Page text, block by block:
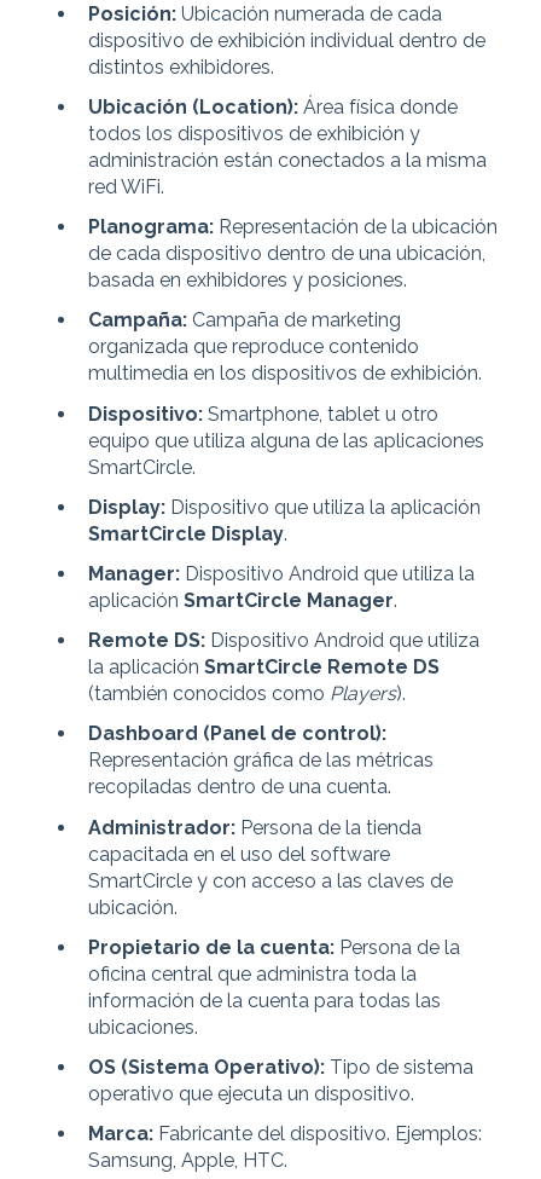
Posición: Ubicación numerada de cada
dispositivo de exhibición individual dentro de
distintos exhibidores.
Ubicación (Location): Área física donde
todos los dispositivos de exhibición y
administración están conectados a la misma
red WiFi.
Planograma: Representación de la ubicación
de cada dispositivo dentro de una ubicación,
basada en exhibidores y posiciones.
Campaña: Campaña de marketing
organizada que reproduce contenido
multimedia en los dispositivos de exhibición.
Dispositivo: Smartphone, tablet u otro
equipo que utiliza alguna de las aplicaciones
SmartCircle.
Display: Dispositivo que utiliza la aplicación
SmartCircle Display.
Manager: Dispositivo Android que utiliza la
aplicación SmartCircle Manager.
Remote DS: Dispositivo Android que utiliza
la aplicación SmartCircle Remote DS
(también conocidos como Players).
Dashboard (Panel de control):
Representación gráfica de las métricas
recopiladas dentro de una cuenta.
Administrador: Persona de la tienda
capacitada en el uso del software
SmartCircle y con acceso a las claves de
ubicación.
Propietario de la cuenta: Persona de la
oficina central que administra toda la
información de la cuenta para todas las
ubicaciones.
OS (Sistema Operativo): Tipo de sistema
operativo que ejecuta un dispositivo.
Marca: Fabricante del dispositivo. Ejemplos:
Samsung, Apple, HTC.